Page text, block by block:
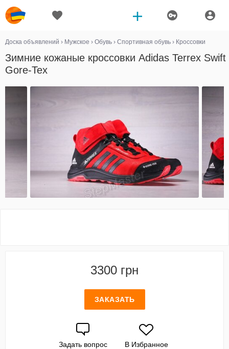
Доска объявлений › Мужское › Обувь › Спортивная обувь › Кроссовки
Зимние кожаные кроссовки Adidas Terrex Swift
Gore-Tex
3300 грн
ЗАКАЗАТЬ
Задать вопрос В Избранное